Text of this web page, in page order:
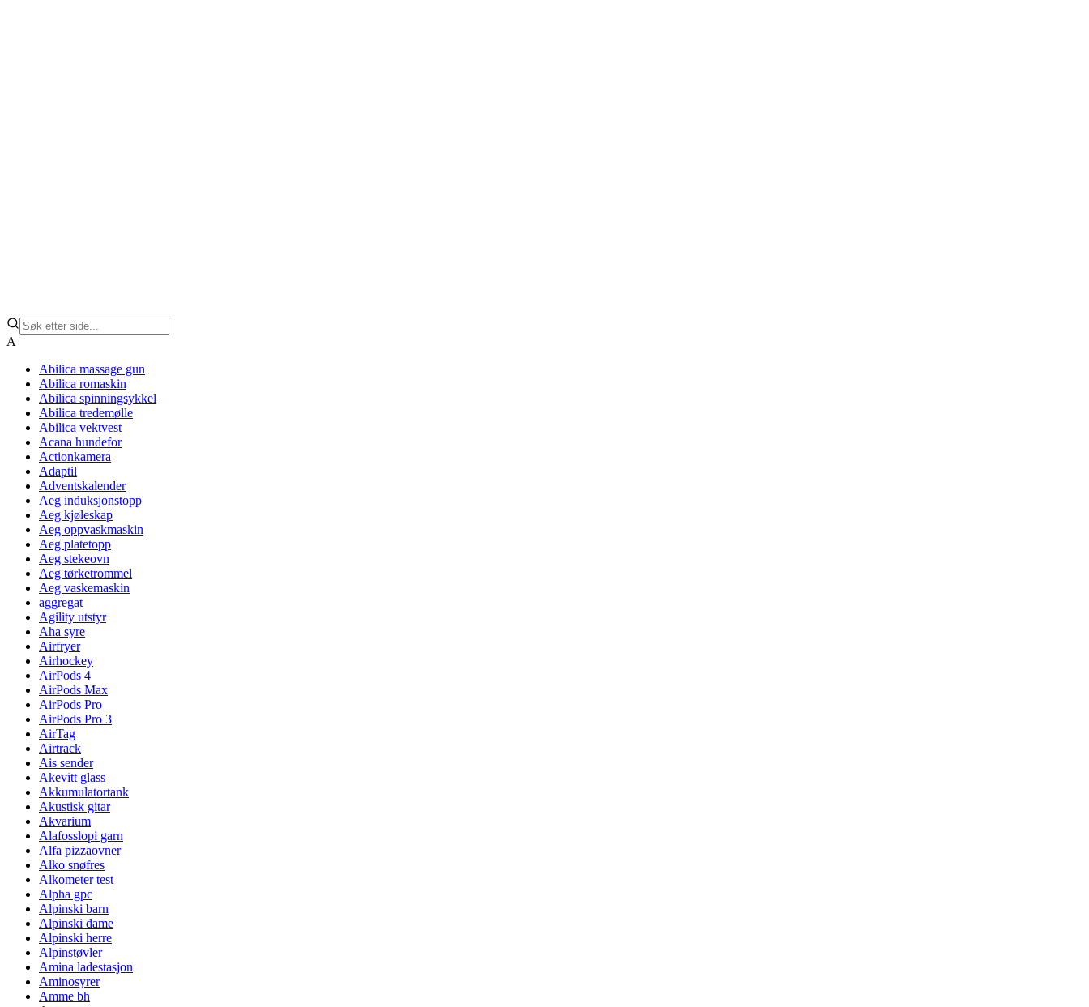
A
Abilica massage gun
Abilica romaskin
Abilica spinningsykkel
Abilica tredemølle
Abilica vektvest
Acana hundefor
Actionkamera
Adaptil
Adventskalender
Aeg induksjonstopp
Aeg kjøleskap
Aeg oppvaskmaskin
Aeg platetopp
Aeg stekeovn
Aeg tørketrommel
Aeg vaskemaskin
aggregat
Agility utstyr
Aha syre
Airfryer
Airhockey
AirPods 4
AirPods Max
AirPods Pro
AirPods Pro 3
AirTag
Airtrack
Ais sender
Akevitt glass
Akkumulatortank
Akustisk gitar
Akvarium
Alafosslopi garn
Alfa pizzaovner
Alko snøfres
Alkometer test
Alpha gpc
Alpinski barn
Alpinski dame
Alpinski herre
Alpinstøvler
Amina ladestasjon
Aminosyrer
Amme bh